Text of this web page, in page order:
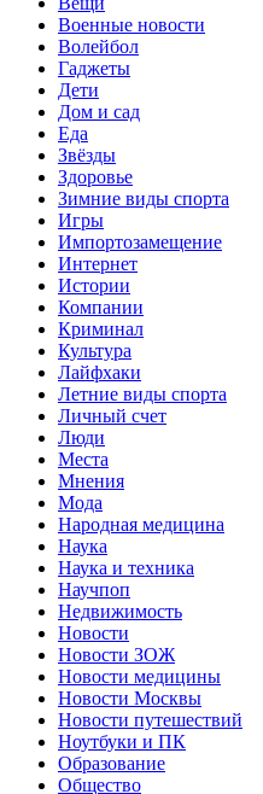
Военные новости
Волейбол
Гаджеты
Дети
Дом и сад
Еда
Звёзды
Здоровье
Зимние виды спорта
Игры
Импортозамещение
Интернет
Истории
Компании
Криминал
Культура
Лайфхаки
Летние виды спорта
Личный счет
Люди
Места
Мнения
Мода
Народная медицина
Наука
Наука и техника
Научпоп
Недвижимость
Новости
Новости ЗОЖ
Новости медицины
Новости Москвы
Новости путешествий
Ноутбуки и ПК
Образование
Общество